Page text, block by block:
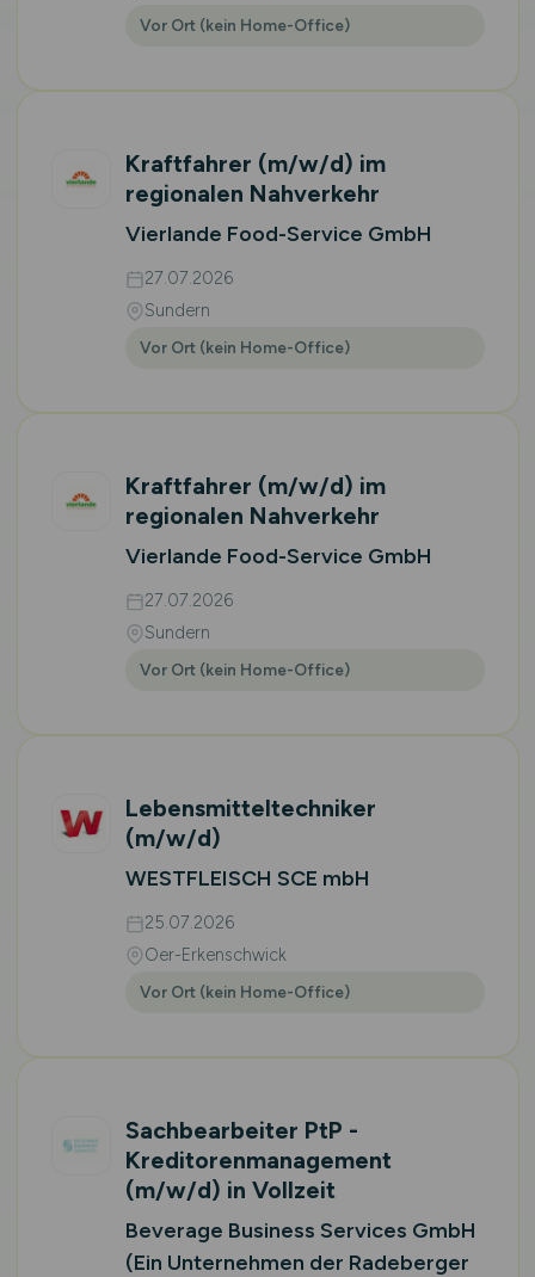
Vor Ort (kein Home-Office)
Kraftfahrer (m/w/d) im
regionalen Nahverkehr
Vierlande Food-Service GmbH
27.07.2026
Sundern
Vor Ort (kein Home-Office)
Kraftfahrer (m/w/d) im
regionalen Nahverkehr
Vierlande Food-Service GmbH
27.07.2026
Sundern
Vor Ort (kein Home-Office)
Lebensmitteltechniker
(m/w/d)
WESTFLEISCH SCE mbH
25.07.2026
Oer-Erkenschwick
Vor Ort (kein Home-Office)
Sachbearbeiter PtP -
Kreditorenmanagement
(m/w/d) in Vollzeit
Beverage Business Services GmbH
(Ein Unternehmen der Radeberger